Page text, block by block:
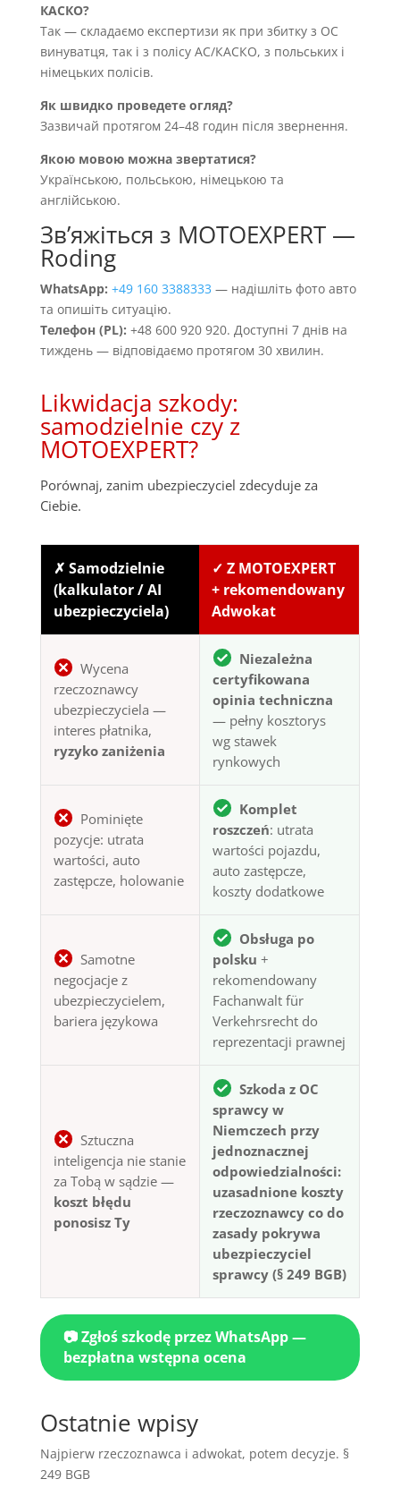
КАСКО?
Так — складаємо експертизи як при збитку з OC
винуватця, так і з полісу AC/КАСКО, з польських і
німецьких полісів.
Як швидко проведете огляд?
Зазвичай протягом 24–48 годин після звернення.
Якою мовою можна звертатися?
Українською, польською, німецькою та
англійською.
Звʼяжіться з MOTOEXPERT —
Roding
WhatsApp: +49 160 3388333 — надішліть фото авто
та опишіть ситуацію.
Телефон (PL): +48 600 920 920. Доступні 7 днів на
тиждень — відповідаємо протягом 30 хвилин.
Likwidacja szkody:
samodzielnie czy z
MOTOEXPERT?
Porównaj, zanim ubezpieczyciel zdecyduje za
Ciebie.
✗ Samodzielnie
(kalkulator / AI
ubezpieczyciela)
✓ Z MOTOEXPERT
+ rekomendowany
Adwokat
Wycena
rzeczoznawcy
ubezpieczyciela —
interes płatnika,
ryzyko zaniżenia
Niezależna
certyfikowana
opinia techniczna
— pełny kosztorys
wg stawek
rynkowych
Pominięte
pozycje: utrata
wartości, auto
zastępcze, holowanie
Komplet
roszczeń: utrata
wartości pojazdu,
auto zastępcze,
koszty dodatkowe
Samotne
negocjacje z
ubezpieczycielem,
bariera językowa
Obsługa po
polsku +
rekomendowany
Fachanwalt für
Verkehrsrecht do
reprezentacji prawnej
Sztuczna
inteligencja nie stanie
za Tobą w sądzie —
koszt błędu
ponosisz Ty
Szkoda z OC
sprawcy w
Niemczech przy
jednoznacznej
odpowiedzialności:
uzasadnione koszty
rzeczoznawcy co do
zasady pokrywa
ubezpieczyciel
sprawcy (§ 249 BGB)
📷 Zgłoś szkodę przez WhatsApp —
bezpłatna wstępna ocena
Ostatnie wpisy
Najpierw rzeczoznawca i adwokat, potem decyzje. §
249 BGB